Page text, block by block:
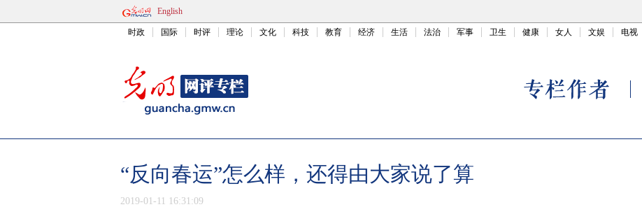
English
时政 国际 时评 理论 文化 科技 教育 经济 生活 法治 军事 卫生 健康 女人 文娱 电视
“反向春运”怎么样，还得由大家说了算
2019-01-11 16:31:09